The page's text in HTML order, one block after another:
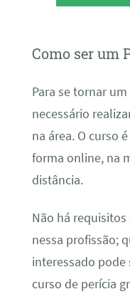
Como ser um
Para se tornar
necessário
na área. O curso
forma online, na
distância.
Não há
nessa profissão;
interessado pode
curso de perícia